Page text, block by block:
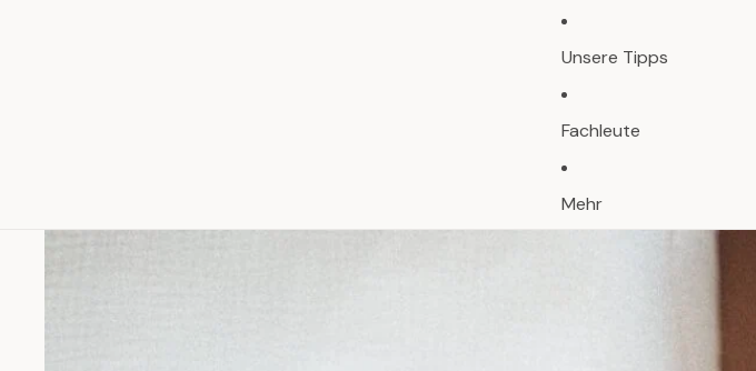
Unsere Tipps
Fachleute
Mehr